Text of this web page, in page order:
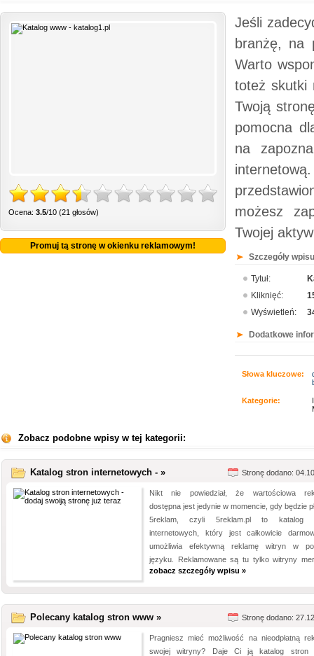
Ocena: 3.5/10 (21 głosów)
Promuj tą stronę w okienku reklamowym!
Jeśli
branżę, na
Warto
toteż skutki
Twoją
pomocna
na
możesz
Twojej
Szczegóły
Tytuł:
Kliknięć:
Wyświetleń:
Dodatkowe
Słowa kluczowe:
Kategorie:
Zobacz podobne wpisy w tej kategorii:
Katalog stron internetowych - » Stronę dodano:
Nikt nie powiedział, że wartościowa
dostępna jest jedynie w momencie, gdy będzie
5reklam, czyli 5reklam.pl to katalog
internetowych, który jest całkowicie
umożliwia efektywną reklamę witryn w
języku. Reklamowane są tu tylko witryny
zobacz szczegóły wpisu »
Polecany katalog stron www » Stronę dodano:
Pragniesz mieć możliwość na nieodpłatną
swojej witryny? Daje Ci ją katalog stron